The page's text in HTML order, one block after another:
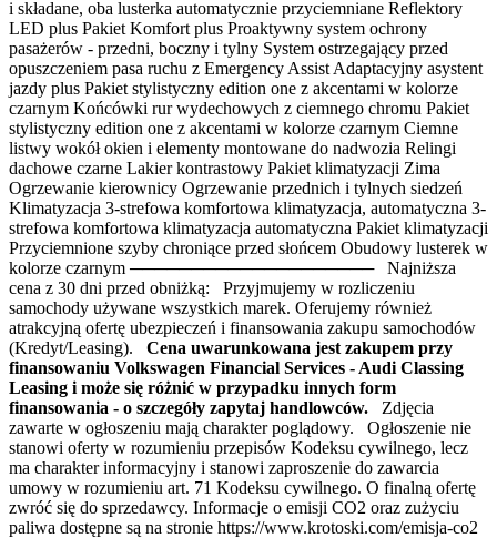
i składane, oba lusterka automatycznie przyciemniane Reflektory
LED plus Pakiet Komfort plus Proaktywny system ochrony
pasażerów - przedni, boczny i tylny System ostrzegający przed
opuszczeniem pasa ruchu z Emergency Assist Adaptacyjny asystent
jazdy plus Pakiet stylistyczny edition one z akcentami w kolorze
czarnym Końcówki rur wydechowych z ciemnego chromu Pakiet
stylistyczny edition one z akcentami w kolorze czarnym Ciemne
listwy wokół okien i elementy montowane do nadwozia Relingi
dachowe czarne Lakier kontrastowy Pakiet klimatyzacji Zima
Ogrzewanie kierownicy Ogrzewanie przednich i tylnych siedzeń
Klimatyzacja 3-strefowa komfortowa klimatyzacja, automatyczna 3-
strefowa komfortowa klimatyzacja automatyczna Pakiet klimatyzacji
Przyciemnione szyby chroniące przed słońcem Obudowy lusterek w
kolorze czarnym ──────────────────── Najniższa
cena z 30 dni przed obniżką: Przyjmujemy w rozliczeniu
samochody używane wszystkich marek. Oferujemy również
atrakcyjną ofertę ubezpieczeń i finansowania zakupu samochodów
(Kredyt/Leasing). Cena uwarunkowana jest zakupem przy
finansowaniu Volkswagen Financial Services - Audi Classing
Leasing i może się różnić w przypadku innych form
finansowania - o szczegóły zapytaj handlowców. Zdjęcia
zawarte w ogłoszeniu mają charakter poglądowy. Ogłoszenie nie
stanowi oferty w rozumieniu przepisów Kodeksu cywilnego, lecz
ma charakter informacyjny i stanowi zaproszenie do zawarcia
umowy w rozumieniu art. 71 Kodeksu cywilnego. O finalną ofertę
zwróć się do sprzedawcy. Informacje o emisji CO2 oraz zużyciu
paliwa dostępne są na stronie https://www.krotoski.com/emisja-co2